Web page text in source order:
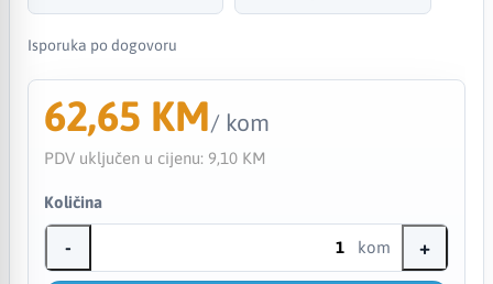
Isporuka po dogovoru
62,65 KM/ kom
PDV uključen u cijenu: 9,10 KM
Količina
- kom +